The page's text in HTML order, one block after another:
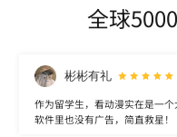
全球
彬彬有礼
作为留学生，看动漫实在是一
软件里也没有广告，简直救星！